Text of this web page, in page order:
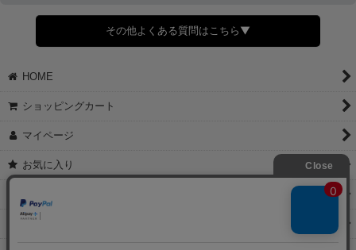
さい。
◆領収書はご希望頂いた場合のみ発行しております。
【これからご注文する場合】
願いします。
②宛名（空欄は上様は不可）
【すでにご注文が完了している場合】
①お電話・メール・LINEにて領収書希望の連絡をお願い致します
②後日、郵送にて領収書を送らせて頂きます。
その他よくある質問はこちら▼
HOME
ショッピングカート
マイページ
お気に入り
ご利用案内